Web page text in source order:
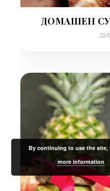
ДОМАШЕН
22/
By continuing to use the site,
more information